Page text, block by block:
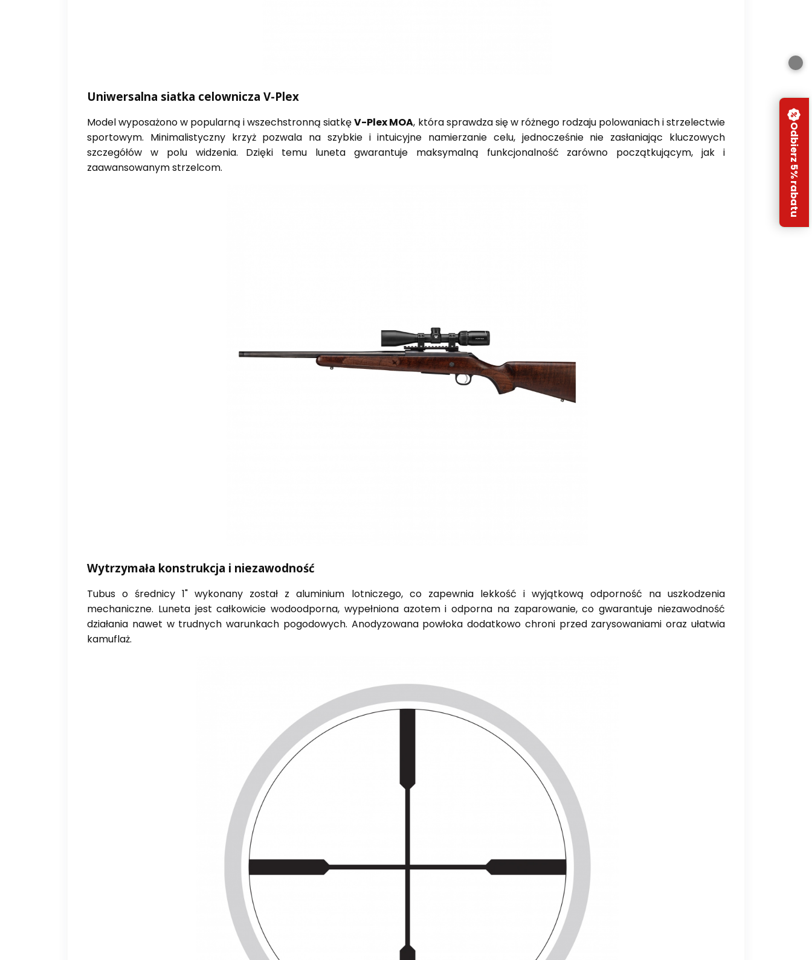
Uniwersalna siatka celownicza V-Plex
Model wyposażono w popularną i wszechstronną siatkęV-Plex MOA, która sprawdza się w różnego rodzaju polowaniach i strzelectwie
sportowym. Minimalistyczny krzyż pozwala na szybkie i intuicyjne namierzanie celu, jednocześnie nie zasłaniając kluczowych
szczegółów w polu widzenia. Dzięki temu luneta gwarantuje maksymalną funkcjonalność zarówno początkującym, jak i
zaawansowanym strzelcom.
Wytrzymała konstrukcja i niezawodność
Tubus o średnicy 1" wykonany został z aluminium lotniczego, co zapewnia lekkość i wyjątkową odporność na uszkodzenia
mechaniczne. Luneta jest całkowicie wodoodporna, wypełniona azotem i odporna na zaparowanie, co gwarantuje niezawodność
działania nawet w trudnych warunkach pogodowych. Anodyzowana powłoka dodatkowo chroni przed zarysowaniami oraz ułatwia
kamuflaż.
Odbierz 5% rabatu